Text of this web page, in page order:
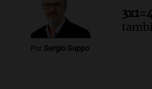
Informados al regreso
Episodios
Por Sergio Suppo